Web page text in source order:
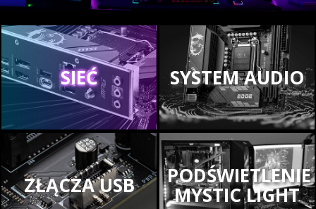
SIEĆ SYSTEM AUDIO
ZŁĄCZA USB PODŚWIETLENIE
MYSTIC LIGHT